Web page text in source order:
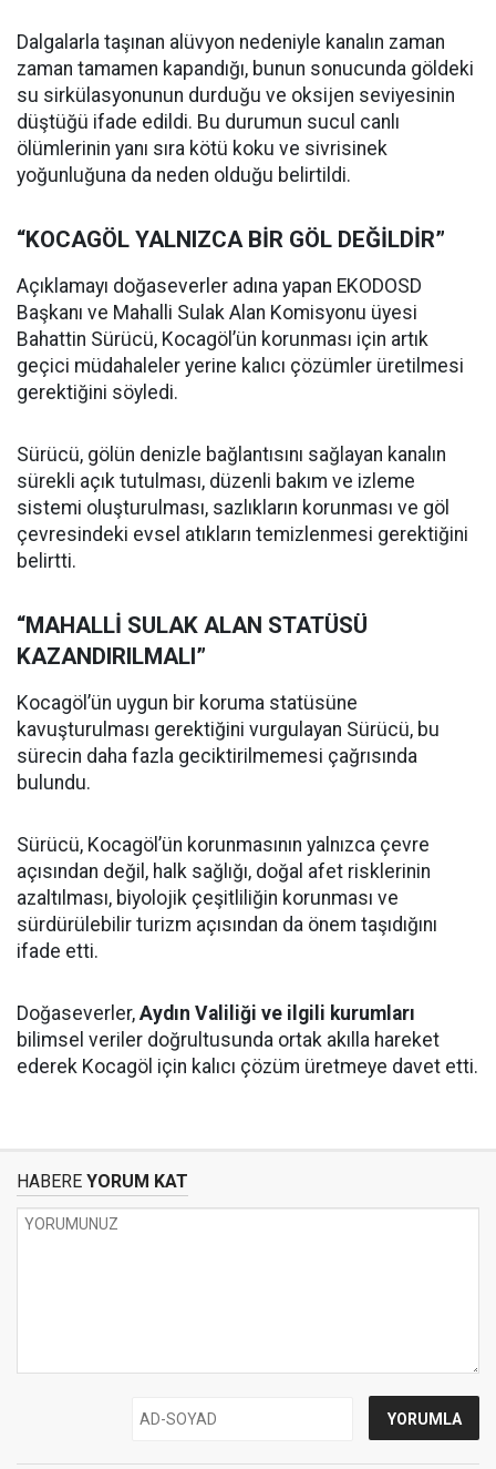
Dalgalarla taşınan alüvyon nedeniyle kanalın zaman
zaman tamamen kapandığı, bunun sonucunda göldeki
su sirkülasyonunun durduğu ve oksijen seviyesinin
düştüğü ifade edildi. Bu durumun sucul canlı
ölümlerinin yanı sıra kötü koku ve sivrisinek
yoğunluğuna da neden olduğu belirtildi.
“KOCAGÖL YALNIZCA BİR GÖL DEĞİLDİR”
Açıklamayı doğaseverler adına yapan EKODOSD
Başkanı ve Mahalli Sulak Alan Komisyonu üyesi
Bahattin Sürücü, Kocagöl’ün korunması için artık
geçici müdahaleler yerine kalıcı çözümler üretilmesi
gerektiğini söyledi.
Sürücü, gölün denizle bağlantısını sağlayan kanalın
sürekli açık tutulması, düzenli bakım ve izleme
sistemi oluşturulması, sazlıkların korunması ve göl
çevresindeki evsel atıkların temizlenmesi gerektiğini
belirtti.
“MAHALLİ SULAK ALAN STATÜSÜ
KAZANDIRILMALI”
Kocagöl’ün uygun bir koruma statüsüne
kavuşturulması gerektiğini vurgulayan Sürücü, bu
sürecin daha fazla geciktirilmemesi çağrısında
bulundu.
Sürücü, Kocagöl’ün korunmasının yalnızca çevre
açısından değil, halk sağlığı, doğal afet risklerinin
azaltılması, biyolojik çeşitliliğin korunması ve
sürdürülebilir turizm açısından da önem taşıdığını
ifade etti.
Doğaseverler, Aydın Valiliği ve ilgili kurumları
bilimsel veriler doğrultusunda ortak akılla hareket
ederek Kocagöl için kalıcı çözüm üretmeye davet etti.
HABERE YORUM KAT